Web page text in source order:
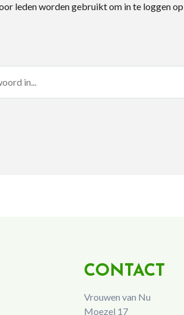
leden worden gebruikt om in te loggen
CONTACT
Vrouwen van Nu
Moezel 17